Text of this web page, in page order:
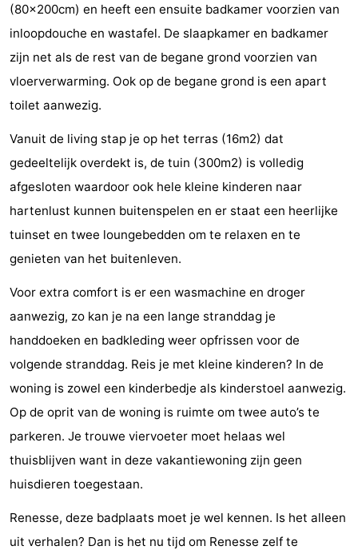
’t
van
Last
Zien
doen
Musea
-
Monumenten
-
Kerken
-
Molens
-
Uitkijkpunten
Attracties
-
Rondvaarten
-
Speeltuinen
-
Binnenspeeltuinen
-
Bowlen
-
Minigolfbanen
Wellness
(80x200cm) en heeft een ensuite badkamer voorzien van
inloopdouche en wastafel. De slaapkamer en badkamer
zijn net als de rest van de begane grond voorzien van
vloerverwarming. Ook op de begane grond is een apart
toilet aanwezig.
Vanuit de living stap je op het terras (16m2) dat
gedeeltelijk overdekt is, de tuin (300m2) is volledig
afgesloten waardoor ook hele kleine kinderen naar
hartenlust kunnen buitenspelen en er staat een heerlijke
tuinset en twee loungebedden om te relaxen en te
genieten van het buitenleven.
Voor extra comfort is er een wasmachine en droger
aanwezig, zo kan je na een lange stranddag je
handdoeken en badkleding weer opfrissen voor de
volgende stranddag. Reis je met kleine kinderen? In de
woning is zowel een kinderbedje als kinderstoel aanwezig.
Op de oprit van de woning is ruimte om twee auto’s te
parkeren. Je trouwe viervoeter moet helaas wel
thuisblijven want in deze vakantiewoning zijn geen
huisdieren toegestaan.
Renesse, deze badplaats moet je wel kennen. Is het alleen
uit verhalen? Dan is het nu tijd om Renesse zelf te